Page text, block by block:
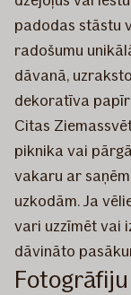
padodas stāstu
radošumu
dāvanā,
dekoratīva
Citas
piknika vai
vakaru ar
uzkodām. Ja
vari uzzīmēt vai
dāvināto